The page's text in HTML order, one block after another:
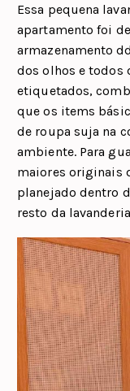
Essa pequena
apartamento foi
armazenamento
dos olhos e todos
etiquetados,
que os items
de roupa suja na
ambiente. Para
maiores originais
planejado dentro
resto da